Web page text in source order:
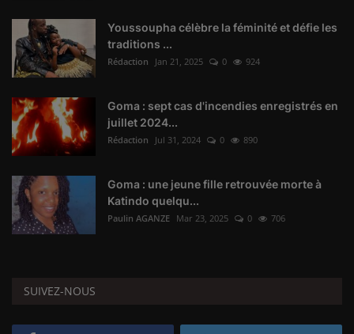
Youssoupha célèbre la féminité et défie les
traditions ...
Rédaction Jan 21, 2025 0 924
Goma : sept cas d'incendies enregistrés en
juillet 2024...
Rédaction Jul 31, 2024 0 890
Goma : une jeune fille retrouvée morte à
Katindo quelqu...
Paulin AGANZE Mar 23, 2025 0 706
SUIVEZ-NOUS